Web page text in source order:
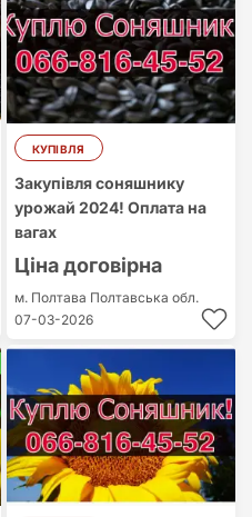
КУПІВЛЯ
Закупівля соняшнику
урожай 2024! Оплата на
вагах
Ціна договірна
м. Полтава Полтавська обл.
07-03-2026